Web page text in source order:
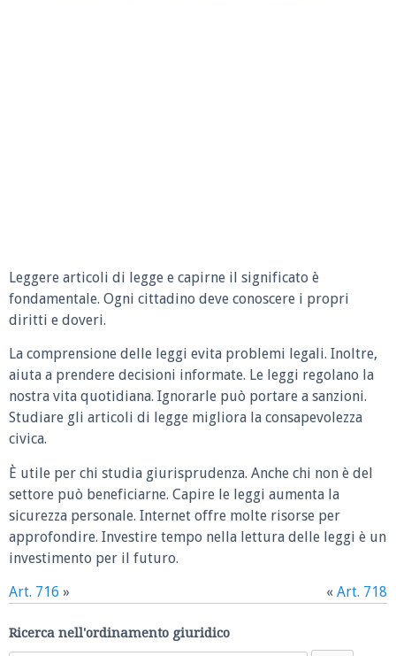
Leggere articoli di legge e capirne il significato è
fondamentale. Ogni cittadino deve conoscere i propri
diritti e doveri.
La comprensione delle leggi evita problemi legali. Inoltre,
aiuta a prendere decisioni informate. Le leggi regolano la
nostra vita quotidiana. Ignorarle può portare a sanzioni.
Studiare gli articoli di legge migliora la consapevolezza
civica.
È utile per chi studia giurisprudenza. Anche chi non è del
settore può beneficiarne. Capire le leggi aumenta la
sicurezza personale. Internet offre molte risorse per
approfondire. Investire tempo nella lettura delle leggi è un
investimento per il futuro.
Art. 716 » « Art. 718
Ricerca nell'ordinamento giuridico